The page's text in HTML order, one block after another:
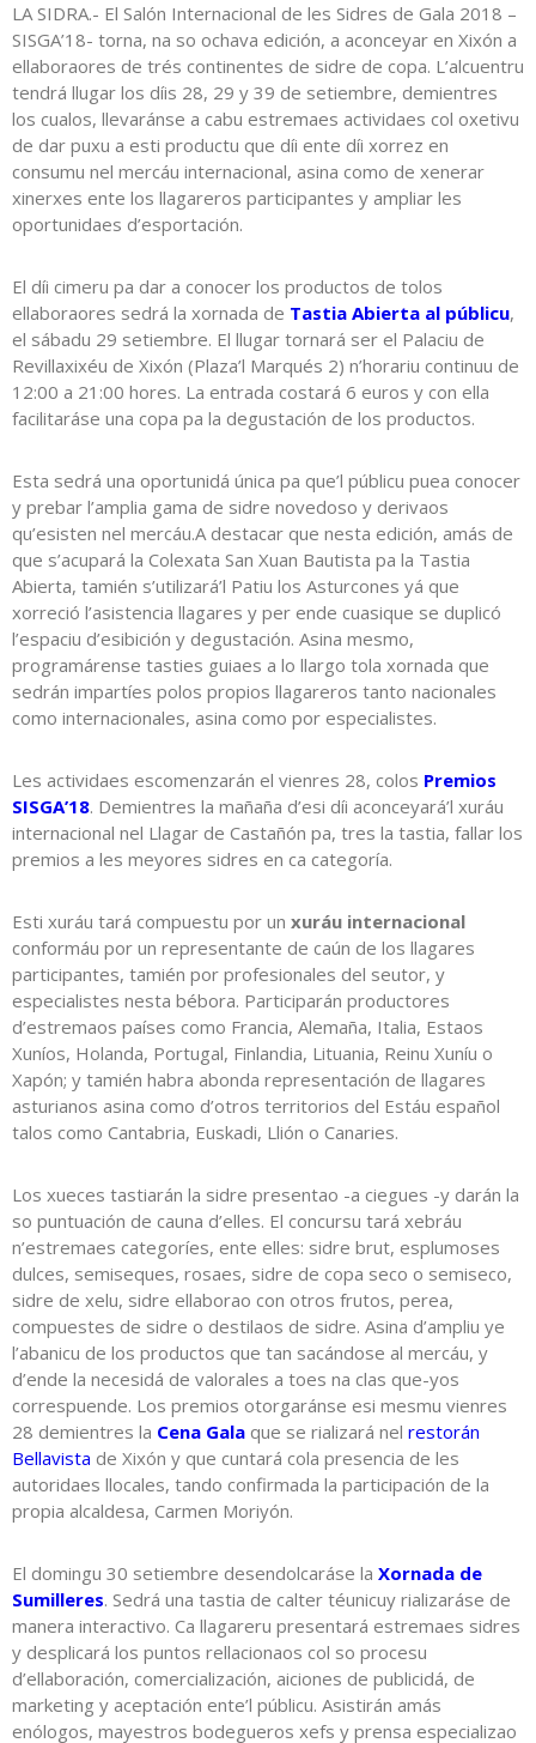
LA SIDRA.- El Salón Internacional de les Sidres de Gala 2018 –
SISGA’18- torna, na so ochava edición, a aconceyar en Xixón a
ellaboraores de trés continentes de sidre de copa. L’alcuentru
tendrá llugar los díis 28, 29 y 39 de setiembre, demientres
los cualos, llevaránse a cabu estremaes actividaes col oxetivu
de dar puxu a esti productu que díi ente díi xorrez en
consumu nel mercáu internacional, asina como de xenerar
xinerxes ente los llagareros participantes y ampliar les
oportunidaes d’esportación.
El díi cimeru pa dar a conocer los productos de tolos
ellaboraores sedrá la xornada de Tastia Abierta al públicu,
el sábadu 29 setiembre. El llugar tornará ser el Palaciu de
Revillaxixéu de Xixón (Plaza’l Marqués 2) n’horariu continuu de
12:00 a 21:00 hores. La entrada costará 6 euros y con ella
facilitaráse una copa pa la degustación de los productos.
Esta sedrá una oportunidá única pa que’l públicu puea conocer
y prebar l’amplia gama de sidre novedoso y derivaos
qu’esisten nel mercáu.A destacar que nesta edición, amás de
que s’acupará la Colexata San Xuan Bautista pa la Tastia
Abierta, tamién s’utilizará’l Patiu los Asturcones yá que
xorreció l’asistencia llagares y per ende cuasique se duplicó
l’espaciu d’esibición y degustación. Asina mesmo,
programárense tasties guiaes a lo llargo tola xornada que
sedrán impartíes polos propios llagareros tanto nacionales
como internacionales, asina como por especialistes.
Les actividaes escomenzarán el vienres 28, colos Premios
SISGA’18. Demientres la mañaña d’esi díi aconceyará’l xuráu
internacional nel Llagar de Castañón pa, tres la tastia, fallar los
premios a les meyores sidres en ca categoría.
Esti xuráu tará compuestu por un xuráu internacional
conformáu por un representante de caún de los llagares
participantes, tamién por profesionales del seutor, y
especialistes nesta bébora. Participarán productores
d’estremaos países como Francia, Alemaña, Italia, Estaos
Xuníos, Holanda, Portugal, Finlandia, Lituania, Reinu Xuníu o
Xapón; y tamién habra abonda representación de llagares
asturianos asina como d’otros territorios del Estáu español
talos como Cantabria, Euskadi, Llión o Canaries.
Los xueces tastiarán la sidre presentao -a ciegues -y darán la
so puntuación de cauna d’elles. El concursu tará xebráu
n’estremaes categoríes, ente elles: sidre brut, esplumoses
dulces, semiseques, rosaes, sidre de copa seco o semiseco,
sidre de xelu, sidre ellaborao con otros frutos, perea,
compuestes de sidre o destilaos de sidre. Asina d’ampliu ye
l’abanicu de los productos que tan sacándose al mercáu, y
d’ende la necesidá de valorales a toes na clas que-yos
correspuende. Los premios otorgaránse esi mesmu vienres
28 demientres la Cena Gala que se rializará nel restorán
Bellavista de Xixón y que cuntará cola presencia de les
autoridaes llocales, tando confirmada la participación de la
propia alcaldesa, Carmen Moriyón.
El domingu 30 setiembre desendolcaráse la Xornada de
Sumilleres. Sedrá una tastia de calter téunicuy rializaráse de
manera interactivo. Ca llagareru presentará estremaes sidres
y desplicará los puntos rellacionaos col so procesu
d’ellaboración, comercialización, aiciones de publicidá, de
marketing y aceptación ente’l públicu. Asistirán amás
enólogos, mayestros bodegueros xefs y prensa especializao